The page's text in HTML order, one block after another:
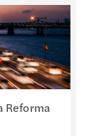
Reforma